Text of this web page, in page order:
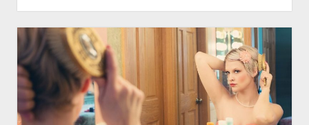
Schreibkunst